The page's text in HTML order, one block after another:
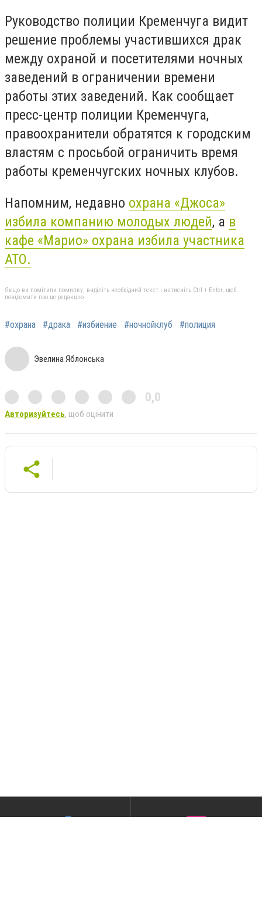
Руководство полиции Кременчуга видит
решение проблемы участившихся драк
между охраной и посетителями ночных
заведений в ограничении времени
работы этих заведений. Как сообщает
пресс-центр полиции Кременчуга,
правоохранители обратятся к городским
властям с просьбой ограничить время
работы кременчугских ночных клубов.
Напомним, недавно охрана «Джоса»
избила компанию молодых людей, а в
кафе «Марио» охрана избила участника
АТО.
Якщо ви помітили помилку, виділіть необхідний текст і натисніть Ctrl + Enter, щоб
повідомити про це редакцію
#охрана #драка #избиение #ночнойклуб #полиция
Эвелина Яблонська
0,0
Авторизуйтесь, щоб оцінити